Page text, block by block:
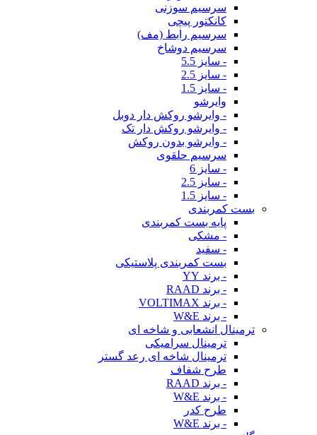
سرسیم سوزنی
کانکتور پیچی
سرسیم رابط (مف)
سرسیم دوشاخ
- سایز 5.5
- سایز 2.5
- سایز 1.5
وایرشو
- وایرشو روکش دار دوبل
- وایرشو روکش دار تک
- وایرشو بدون روکش
سرسیم حلقوی
- سایز 6
- سایز 2.5
- سایز 1.5
بست کمربندی
پایه بست کمربندی
- مشکی
- سفید
بست کمربندی پلاستیکی
- برند YY
- برند RAAD
- برند VOLTIMAX
- برند W&E
ترمینال انشعابی و شاخه ای
ترمینال سرامیکی
ترمینال شاخه ای رعد گستر
طرح شفاف
- برند RAAD
- برند W&E
طرح کدر
- برند W&E